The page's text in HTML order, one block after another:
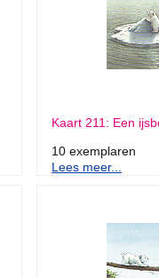
Kaart 211: Een
10 exemplaren
Lees meer...